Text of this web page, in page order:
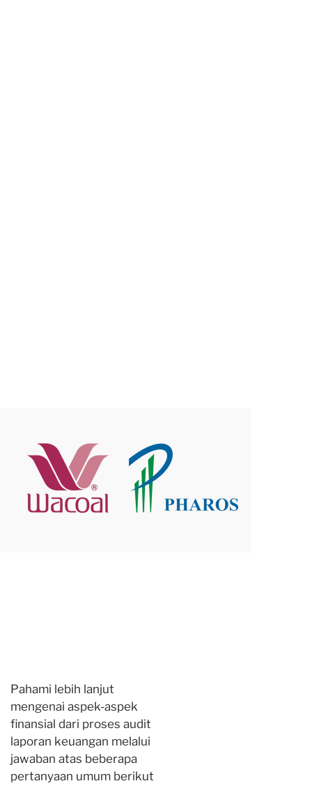
Pahami lebih lanjut
mengenai aspek-aspek
finansial dari proses audit
laporan keuangan melalui
jawaban atas beberapa
pertanyaan umum berikut